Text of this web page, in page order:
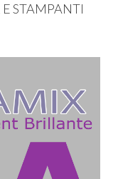
ESTAMPANTI